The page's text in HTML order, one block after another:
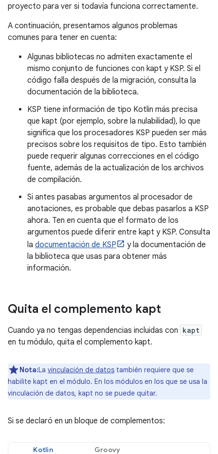
proyecto para ver si todavía funciona correctamente.
A continuación, presentamos algunos problemas
comunes para tener en cuenta:
Algunas bibliotecas no admiten exactamente el
mismo conjunto de funciones con kapt y KSP. Si el
código falla después de la migración, consulta la
documentación de la biblioteca.
KSP tiene información de tipo Kotlin más precisa
que kapt (por ejemplo, sobre la nulabilidad), lo que
significa que los procesadores KSP pueden ser más
precisos sobre los requisitos de tipo. Esto también
puede requerir algunas correcciones en el código
fuente, además de la actualización de los archivos
de compilación.
Si antes pasabas argumentos al procesador de
anotaciones, es probable que debas pasarlos a KSP
ahora. Ten en cuenta que el formato de los
argumentos puede diferir entre kapt y KSP. Consulta
la documentación de KSP
y la documentación de
la biblioteca que usas para obtener más
información.
Quita el complemento kapt
Cuando ya no tengas dependencias incluidas con kapt
en tu módulo, quita el complemento kapt.
Nota:La vinculación de datos también requiere que se
habilite kapt en el módulo. En los módulos en los que se usa la
vinculación de datos, kapt no se puede quitar.
Si se declaró en un bloque de complementos:
Kotlin Groovy